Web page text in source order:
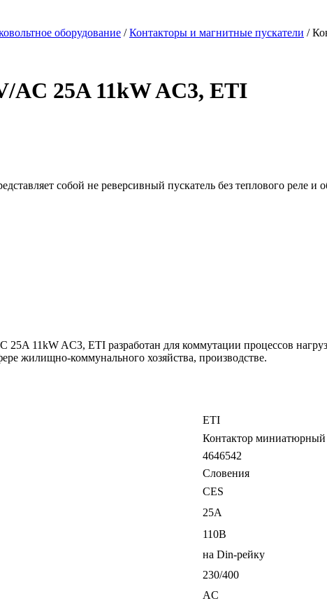
оборудование /Контакторы и магнитные пускатели /
AC 25A 11kW AC3, ETI
собой не реверсивный пускатель без теплового реле и
11kW AC3, ETI разработан для коммутации процессов
жилищно-коммунального хозяйства, производстве.
ETI
Контактор миниатюрный
4646542
Словения
CES
25А
110В
на Din-рейку
230/400
AС